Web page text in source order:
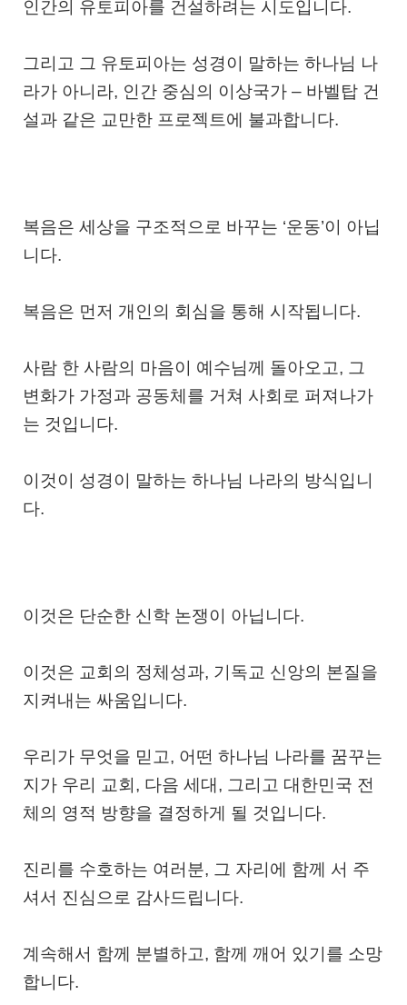
인간의 유토피아를 건설하려는 시도입니다.
그리고 그 유토피아는 성경이 말하는 하나님 나
라가 아니라, 인간 중심의 이상국가 – 바벨탑 건
설과 같은 교만한 프로젝트에 불과합니다.
복음은 세상을 구조적으로 바꾸는 ‘운동’이 아닙
니다.
복음은 먼저 개인의 회심을 통해 시작됩니다.
사람 한 사람의 마음이 예수님께 돌아오고, 그
변화가 가정과 공동체를 거쳐 사회로 퍼져나가
는 것입니다.
이것이 성경이 말하는 하나님 나라의 방식입니
다.
이것은 단순한 신학 논쟁이 아닙니다.
이것은 교회의 정체성과, 기독교 신앙의 본질을
지켜내는 싸움입니다.
우리가 무엇을 믿고, 어떤 하나님 나라를 꿈꾸는
지가 우리 교회, 다음 세대, 그리고 대한민국 전
체의 영적 방향을 결정하게 될 것입니다.
진리를 수호하는 여러분, 그 자리에 함께 서 주
셔서 진심으로 감사드립니다.
계속해서 함께 분별하고, 함께 깨어 있기를 소망
합니다.